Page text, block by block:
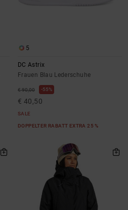
5
DC Astrix
Frauen Blau Lederschuhe
€ 90,00 55%
€ 40,50
SALE
DOPPELTER RABATT EXTRA 25 %